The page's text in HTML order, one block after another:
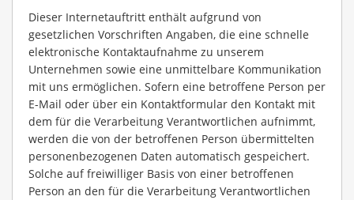
Dieser Internetauftritt enthält aufgrund von
gesetzlichen Vorschriften Angaben, die eine schnelle
elektronische Kontaktaufnahme zu unserem
Unternehmen sowie eine unmittelbare Kommunikation
mit uns ermöglichen. Sofern eine betroffene Person per
E-Mail oder über ein Kontaktformular den Kontakt mit
dem für die Verarbeitung Verantwortlichen aufnimmt,
werden die von der betroffenen Person übermittelten
personenbezogenen Daten automatisch gespeichert.
Solche auf freiwilliger Basis von einer betroffenen
Person an den für die Verarbeitung Verantwortlichen